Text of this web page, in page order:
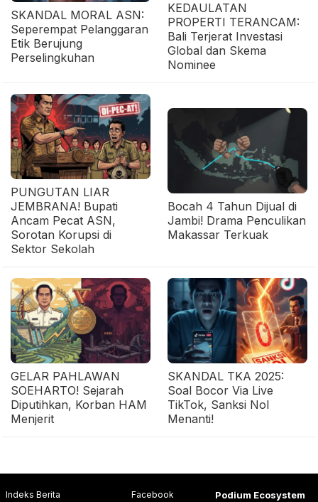
SKANDAL MORAL ASN:
Seperempat Pelanggaran
Etik Berujung
Perselingkuhan
KEDAULATAN
PROPERTI TERANCAM:
Bali Terjerat Investasi
Global dan Skema
Nominee
PUNGUTAN LIAR
JEMBRANA! Bupati
Ancam Pecat ASN,
Sorotan Korupsi di
Sektor Sekolah
Bocah 4 Tahun Dijual di
Jambi! Drama Penculikan
Makassar Terkuak
GELAR PAHLAWAN
SOEHARTO! Sejarah
Diputihkan, Korban HAM
Menjerit
SKANDAL TKA 2025:
Soal Bocor Via Live
TikTok, Sanksi Nol
Menanti!
Indeks Berita
Facebook
Podium Ecosystem